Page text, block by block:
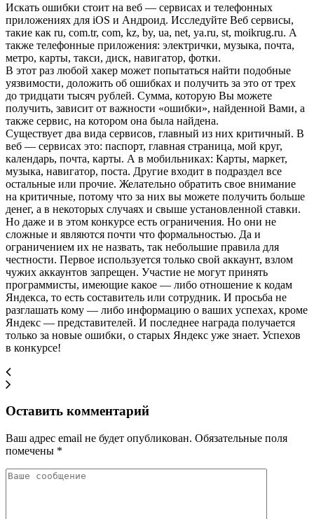
Искать ошибки стоит на веб — сервисах и телефонных
приложениях для iOS и Андроид. Исследуйте Веб сервисы,
такие как ru, com.tr, com, kz, by, ua, net, ya.ru, st, moikrug.ru. А
также телефонные приложения: электрички, музыка, почта,
метро, карты, такси, диск, навигатор, фотки.
В этот раз любой хакер может попытаться найти подобные
уязвимости, доложить об ошибках и получить за это от трех
до тридцати тысяч рублей. Сумма, которую Вы можете
получить, зависит от важности «ошибки», найденной Вами, а
также сервис, на котором она была найдена.
Существует два вида сервисов, главный из них критичный. В
веб — сервисах это: паспорт, главная страница, мой круг,
календарь, почта, карты. А в мобильниках: Карты, маркет,
музыка, навигатор, поста. Другие входит в подраздел все
остальные или прочие. Желательно обратить свое внимание
на критичные, потому что за них вы можете получить больше
денег, а в некоторых случаях и свыше установленной ставки.
Но даже и в этом конкурсе есть ограничения. Но они не
сложные и являются почти что формальностью. Да и
ограничением их не назвать, так небольшие правила для
честности. Первое используется только свой аккаунт, взлом
чужих аккаунтов запрещен. Участие не могут принять
программисты, имеющие какое — либо отношение к кодам
Яндекса, то есть составитель или сотрудник. И просьба не
разглашать кому — либо информацию о ваших успехах, кроме
Яндекс — представителей. И последнее награда получается
только за новые ошибки, о старых Яндекс уже знает. Успехов
в конкурсе!
Оставить комментарий
Ваш адрес email не будет опубликован. Обязательные поля
помечены *